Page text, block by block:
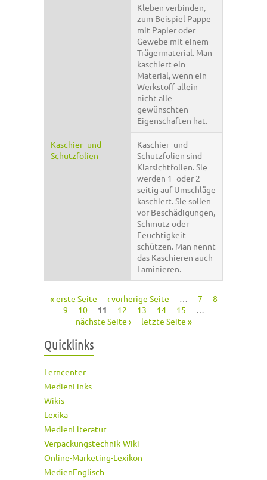
Kleben verbinden,
zum Beispiel Pappe
mit Papier oder
Gewebe mit einem
Trägermaterial. Man
kaschiert ein
Material, wenn ein
Werkstoff allein
nicht alle
gewünschten
Eigenschaften hat.
Kaschier- und
Schutzfolien
Kaschier- und
Schutzfolien sind
Klarsichtfolien. Sie
werden 1- oder 2-
seitig auf Umschläge
kaschiert. Sie sollen
vor Beschädigungen,
Schmutz oder
Feuchtigkeit
schützen. Man nennt
das Kaschieren auch
Laminieren.
Seiten
« erste Seite ‹ vorherige Seite … 7
8
9
10 11 12 13 14 15
…
nächste Seite ›
letzte Seite »
Quicklinks
Lerncenter
MedienLinks
Wikis
Lexika
MedienLiteratur
Verpackungstechnik-Wiki
Online-Marketing-Lexikon
MedienEnglisch